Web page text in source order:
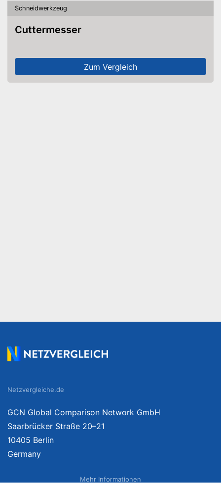
Schneidwerkzeug
Cuttermesser
Zum Vergleich
Netzvergleiche.de
GCN Global Comparison Network GmbH
Saarbrücker Straße 20–21
10405 Berlin
Germany
Mehr Informationen